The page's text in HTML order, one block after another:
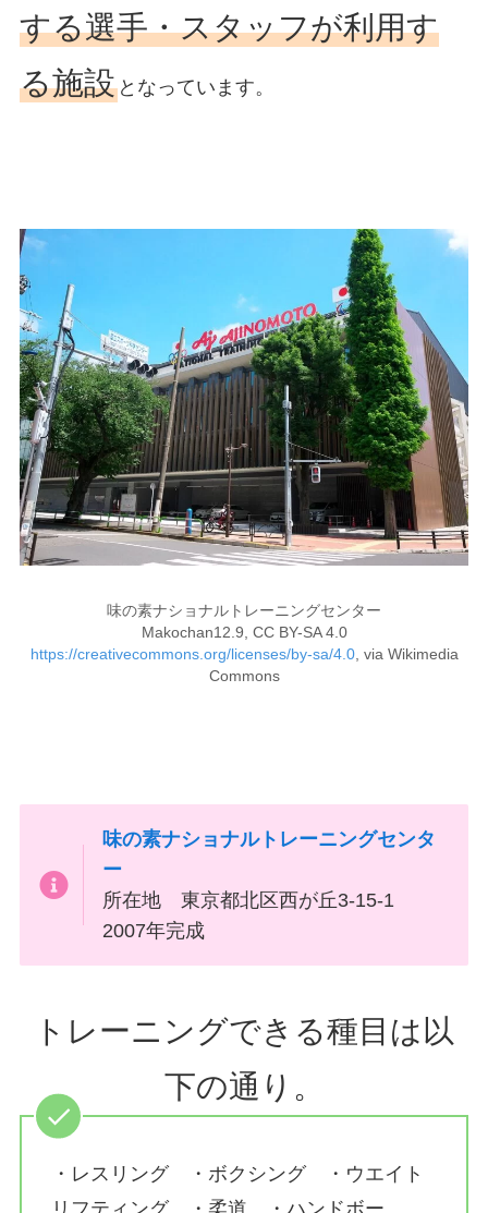
する選手・スタッフが利用す
る施設となっています。
味の素ナショナルトレーニングセンター
Makochan12.9, CC BY-SA 4.0
https://creativecommons.org/licenses/by-sa/4.0, via Wikimedia
Commons
味の素ナショナルトレーニングセンタ
ー
所在地 東京都北区西が丘3-15-1
2007年完成
トレーニングできる種目は以
下の通り。
・レスリング ・ボクシング ・ウエイト